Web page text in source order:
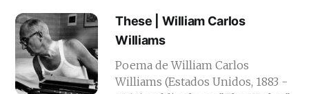
These | William Carlos
Williams
Poema de William Carlos
Williams (Estados Unidos, 1883 -